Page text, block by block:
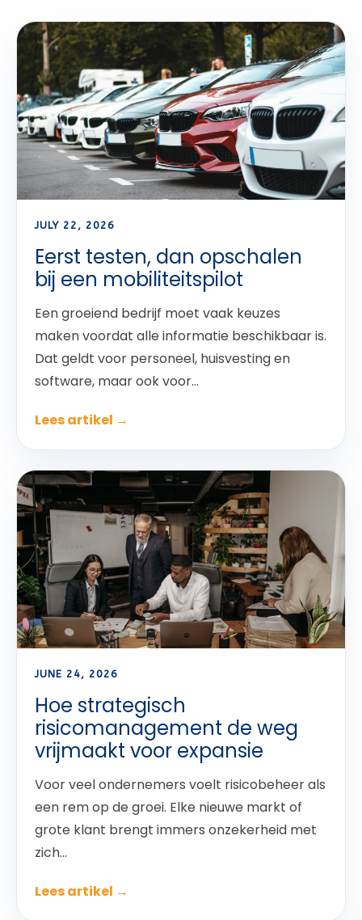
JULY 22, 2026
Eerst testen, dan opschalen
bij een mobiliteitspilot
Een groeiend bedrijf moet vaak keuzes
maken voordat alle informatie beschikbaar is.
Dat geldt voor personeel, huisvesting en
software, maar ook voor...
Lees artikel →
JUNE 24, 2026
Hoe strategisch
risicomanagement de weg
vrijmaakt voor expansie
Voor veel ondernemers voelt risicobeheer als
een rem op de groei. Elke nieuwe markt of
grote klant brengt immers onzekerheid met
zich...
Lees artikel →